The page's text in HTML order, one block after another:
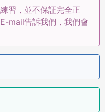
習，並不保証完全正
mail告訴我們，我們會